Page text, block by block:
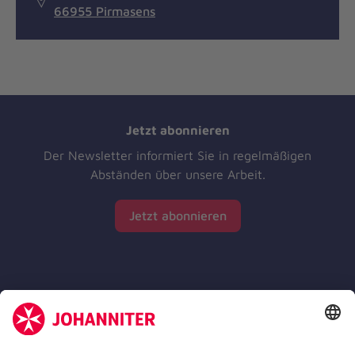
66955 Pirmasens
Jetzt abonnieren
Der Newsletter informiert Sie in regelmäßigen
Abständen über unsere Arbeit.
Jetzt abonnieren